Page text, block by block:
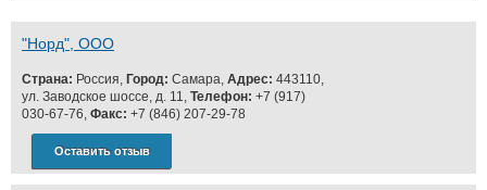
"Норд", ООО
Страна: Россия, Город: Самара, Адрес: 443110,
ул. Заводское шоссе, д. 11, Телефон: +7 (917)
030-67-76, Факс: +7 (846) 207-29-78
Оставить отзыв